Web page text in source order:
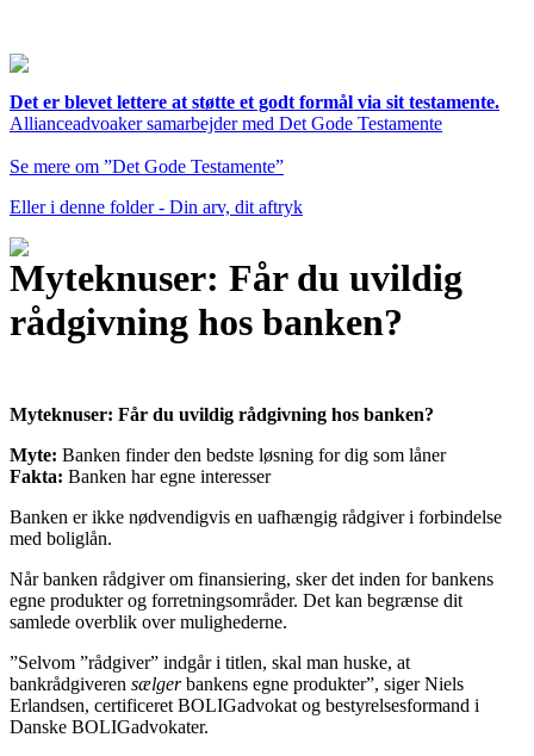
Det er blevet lettere at støtte et godt formål via sit testamente.
Allianceadvoaker samarbejder med Det Gode Testamente
Se mere om ”Det Gode Testamente”
Eller i denne folder - Din arv, dit aftryk
Myteknuser: Får du uvildig
rådgivning hos banken?
Myteknuser: Får du uvildig rådgivning hos banken?
Myte: Banken finder den bedste løsning for dig som låner
Fakta: Banken har egne interesser
Banken er ikke nødvendigvis en uafhængig rådgiver i forbindelse
med boliglån.
Når banken rådgiver om finansiering, sker det inden for bankens
egne produkter og forretningsområder. Det kan begrænse dit
samlede overblik over mulighederne.
”Selvom ”rådgiver” indgår i titlen, skal man huske, at
bankrådgiveren sælgerbankens egne produkter”, siger Niels
Erlandsen, certificeret BOLIGadvokat og bestyrelsesformand i
Danske BOLIGadvokater.